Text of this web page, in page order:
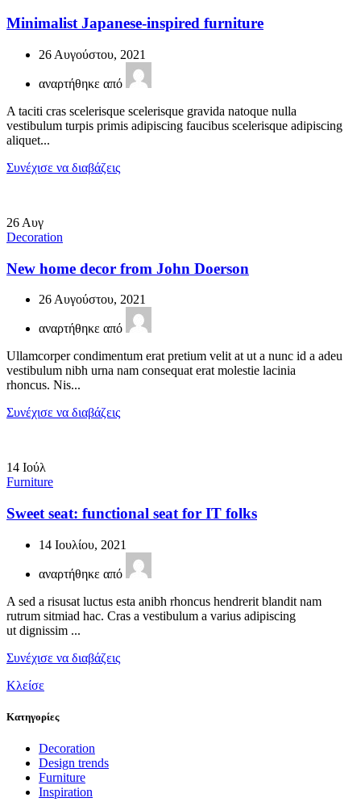
Minimalist Japanese-inspired furniture
26 Αυγούστου, 2021
αναρτήθηκε από
A taciti cras scelerisque scelerisque gravida natoque nulla
vestibulum turpis primis adipiscing faucibus scelerisque adipiscing
aliquet...
Συνέχισε να διαβάζεις
26 Αυγ
Decoration
New home decor from John Doerson
26 Αυγούστου, 2021
αναρτήθηκε από
Ullamcorper condimentum erat pretium velit at ut a nunc id a adeu
vestibulum nibh urna nam consequat erat molestie lacinia
rhoncus. Nis...
Συνέχισε να διαβάζεις
14 Ιούλ
Furniture
Sweet seat: functional seat for IT folks
14 Ιουλίου, 2021
αναρτήθηκε από
A sed a risusat luctus esta anibh rhoncus hendrerit blandit nam
rutrum sitmiad hac. Cras a vestibulum a varius adipiscing
ut dignissim ...
Συνέχισε να διαβάζεις
Κλείσε
Kατηγορίες
Decoration
Design trends
Furniture
Inspiration